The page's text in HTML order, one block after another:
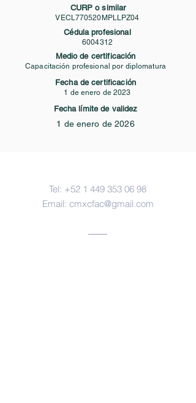
CURP o similar
VECL770520MPLLPZ04
Cédula profesional
6004312
Medio de certificación
Capacitación profesional por diplomatura
Fecha de certificación
1 de enero de 2023
Fecha límite de validez
1 de enero de 2026
Tel: +52 1 449 353 06 98
Email: cmxcfac@gmail.com